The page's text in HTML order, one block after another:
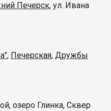
Печерск, ул. Ивана
, Печерская, Дружбы
, озеро Глинка, Сквер